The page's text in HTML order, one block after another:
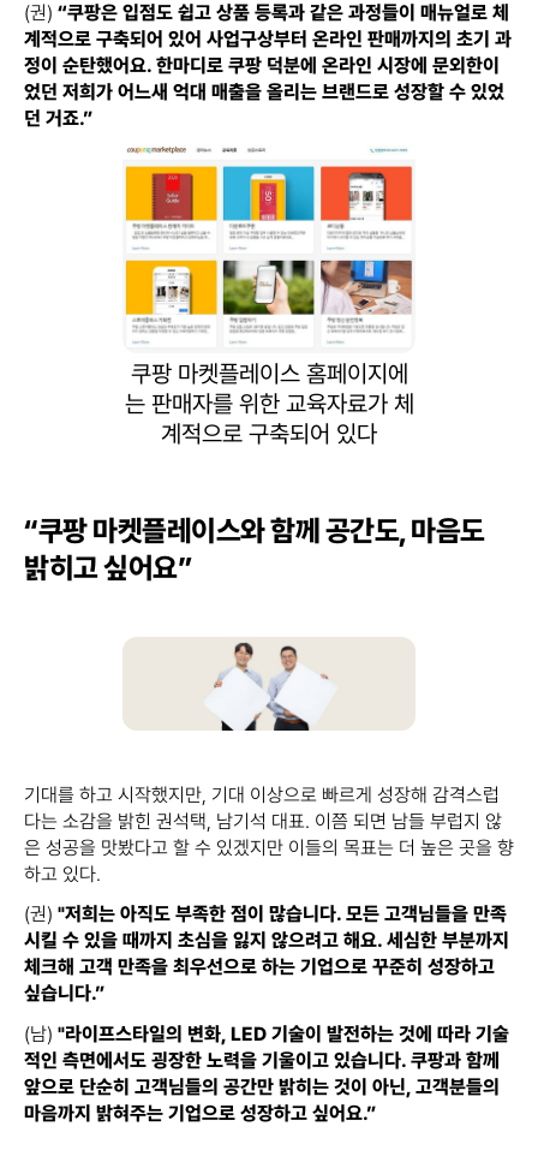
(권) “쿠팡은 입점도 쉽고 상품 등록과 같은 과정들이 매뉴얼로 체
계적으로 구축되어 있어 사업구상부터 온라인 판매까지의 초기 과
정이 순탄했어요. 한마디로 쿠팡 덕분에 온라인 시장에 문외한이
었던 저희가 어느새 억대 매출을 올리는 브랜드로 성장할 수 있었
던 거죠.”
쿠팡 마켓플레이스 홈페이지에
는 판매자를 위한 교육자료가 체
계적으로 구축되어 있다
“쿠팡 마켓플레이스와 함께 공간도, 마음도
밝히고 싶어요”
기대를 하고 시작했지만, 기대 이상으로 빠르게 성장해 감격스럽
다는 소감을 밝힌 권석택, 남기석 대표. 이쯤 되면 남들 부럽지 않
은 성공을 맛봤다고 할 수 있겠지만 이들의 목표는 더 높은 곳을 향
하고 있다.
(권) "저희는 아직도 부족한 점이 많습니다. 모든 고객님들을 만족
시킬 수 있을 때까지 초심을 잃지 않으려고 해요. 세심한 부분까지
체크해 고객 만족을 최우선으로 하는 기업으로 꾸준히 성장하고
싶습니다.”
(남) "라이프스타일의 변화, LED 기술이 발전하는 것에 따라 기술
적인 측면에서도 굉장한 노력을 기울이고 있습니다. 쿠팡과 함께
앞으로 단순히 고객님들의 공간만 밝히는 것이 아닌, 고객분들의
마음까지 밝혀주는 기업으로 성장하고 싶어요.”